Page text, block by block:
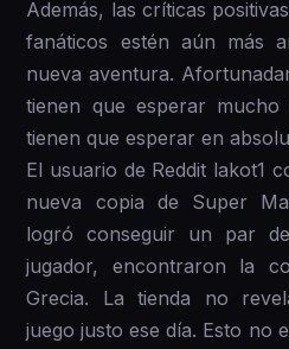
Además, las críticas
fanáticos estén aún más
nueva aventura.
tienen que esperar
tienen que esperar en
El usuario de Reddit lakot1
nueva copia de Super
logró conseguir un par
jugador, encontraron la
Grecia. La tienda no
juego justo ese día. Esto no